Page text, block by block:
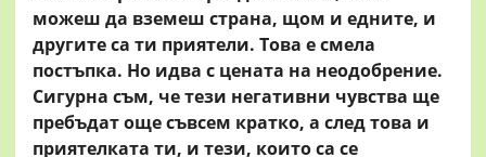
можеш да вземеш страна, щом и едните, и
другите са ти приятели. Това е смела
постъпка. Но идва с цената на неодобрение.
Сигурна съм, че тези негативни чувства ще
пребъдат още съвсем кратко, а след това и
приятелката ти, и тези, които са се